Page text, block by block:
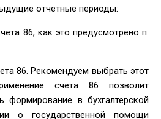
отчетные периоды:
86, как это предусмотрено п.
86. Рекомендуем выбрать этот
счета 86 позволит
формирование в бухгалтерской
о государственной помощи